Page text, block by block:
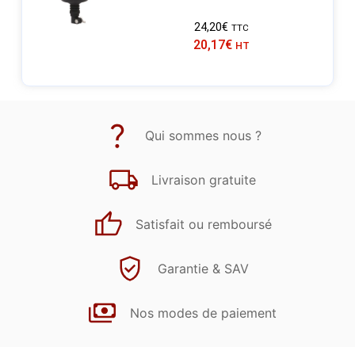
24,20€ TTC
20,17€ HT
Qui sommes nous ?
Livraison gratuite
Satisfait ou remboursé
Garantie & SAV
Nos modes de paiement